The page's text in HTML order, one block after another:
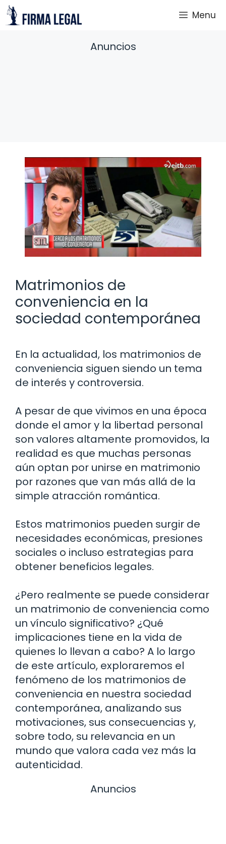
Saltar
al
Menu
Anuncios
Matrimonios de
conveniencia en la
sociedad contemporánea
En la actualidad, los matrimonios de
conveniencia siguen siendo un tema
de interés y controversia.
A pesar de que vivimos en una época
donde el amor y la libertad personal
son valores altamente promovidos, la
realidad es que muchas personas
aún optan por unirse en matrimonio
por razones que van más allá de la
simple atracción romántica.
Estos matrimonios pueden surgir de
necesidades económicas, presiones
sociales o incluso estrategias para
obtener beneficios legales.
¿Pero realmente se puede considerar
un matrimonio de conveniencia como
un vínculo significativo? ¿Qué
implicaciones tiene en la vida de
quienes lo llevan a cabo? A lo largo
de este artículo, exploraremos el
fenómeno de los matrimonios de
conveniencia en nuestra sociedad
contemporánea, analizando sus
motivaciones, sus consecuencias y,
sobre todo, su relevancia en un
mundo que valora cada vez más la
autenticidad.
Anuncios